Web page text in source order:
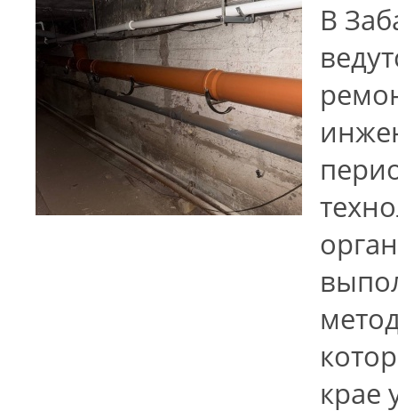
В
крае